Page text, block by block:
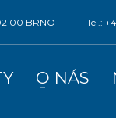
00 BRNO Tel.:
O NÁS